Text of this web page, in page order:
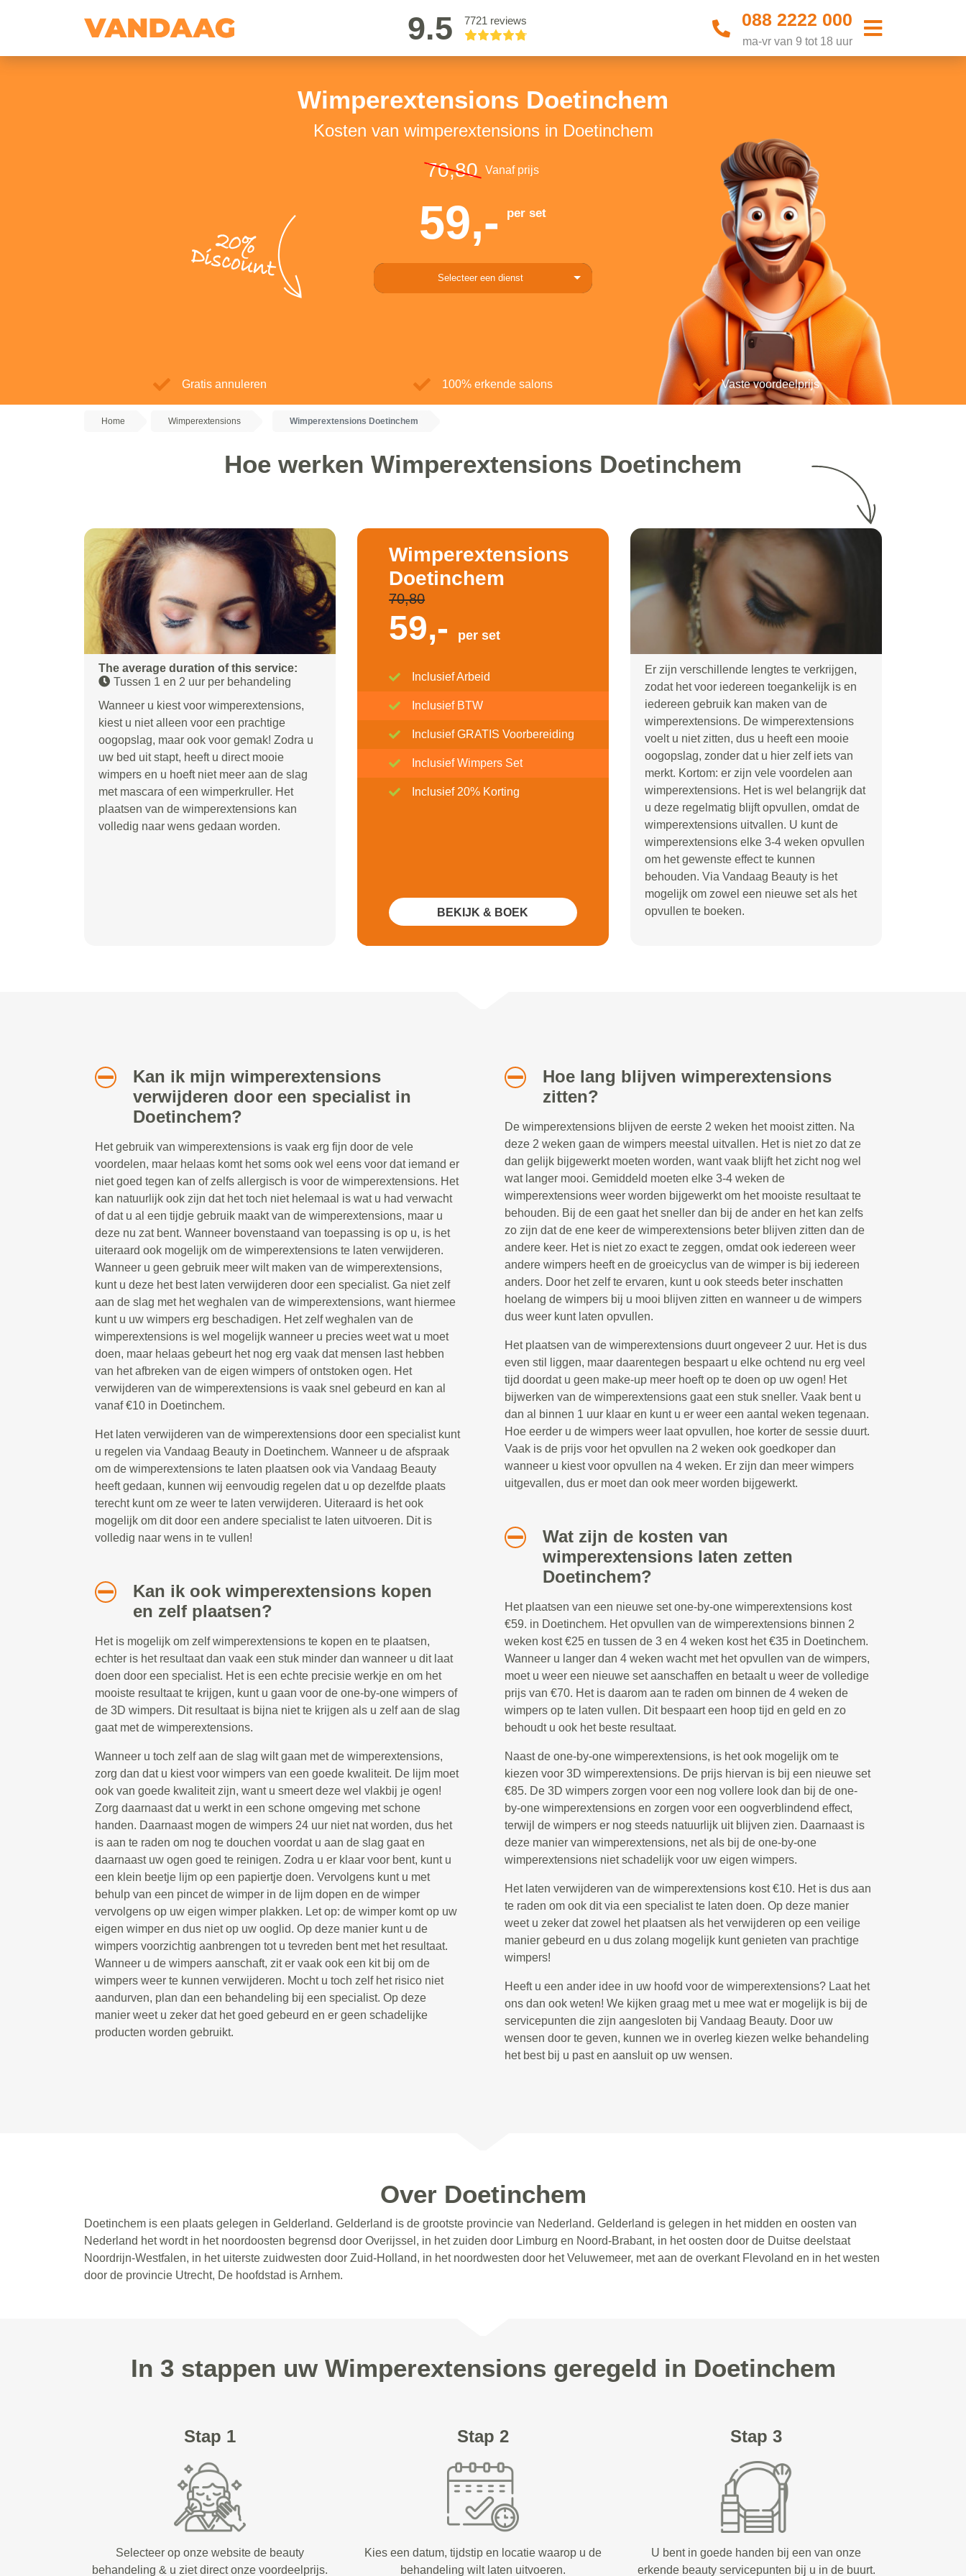
9.5 7721 reviews 088 2222 000
ma-vr van 9 tot 18 uur
Wimperextensions Doetinchem
Kosten van wimperextensions in Doetinchem
20%
Discount
70,80 Vanaf prijs
59,- per set
Selecteer een dienst
Gratis annuleren 100% erkende salons Vaste voordeelprijs
Home Wimperextensions Wimperextensions Doetinchem
Hoe werken Wimperextensions Doetinchem
The average duration of this service:
Tussen 1 en 2 uur per behandeling
Wanneer u kiest voor wimperextensions,
kiest u niet alleen voor een prachtige
oogopslag, maar ook voor gemak! Zodra u
uw bed uit stapt, heeft u direct mooie
wimpers en u hoeft niet meer aan de slag
met mascara of een wimperkruller. Het
plaatsen van de wimperextensions kan
volledig naar wens gedaan worden.
Wimperextensions
Doetinchem
70,80
59,- per set
Inclusief Arbeid
Inclusief BTW
Inclusief GRATIS Voorbereiding
Inclusief Wimpers Set
Inclusief 20% Korting
BEKIJK & BOEK
Er zijn verschillende lengtes te verkrijgen,
zodat het voor iedereen toegankelijk is en
iedereen gebruik kan maken van de
wimperextensions. De wimperextensions
voelt u niet zitten, dus u heeft een mooie
oogopslag, zonder dat u hier zelf iets van
merkt. Kortom: er zijn vele voordelen aan
wimperextensions. Het is wel belangrijk dat
u deze regelmatig blijft opvullen, omdat de
wimperextensions uitvallen. U kunt de
wimperextensions elke 3-4 weken opvullen
om het gewenste effect te kunnen
behouden. Via Vandaag Beauty is het
mogelijk om zowel een nieuwe set als het
opvullen te boeken.
Kan ik mijn wimperextensions
verwijderen door een specialist in
Doetinchem?
Het gebruik van wimperextensions is vaak erg fijn door de vele
voordelen, maar helaas komt het soms ook wel eens voor dat iemand er
niet goed tegen kan of zelfs allergisch is voor de wimperextensions. Het
kan natuurlijk ook zijn dat het toch niet helemaal is wat u had verwacht
of dat u al een tijdje gebruik maakt van de wimperextensions, maar u
deze nu zat bent. Wanneer bovenstaand van toepassing is op u, is het
uiteraard ook mogelijk om de wimperextensions te laten verwijderen.
Wanneer u geen gebruik meer wilt maken van de wimperextensions,
kunt u deze het best laten verwijderen door een specialist. Ga niet zelf
aan de slag met het weghalen van de wimperextensions, want hiermee
kunt u uw wimpers erg beschadigen. Het zelf weghalen van de
wimperextensions is wel mogelijk wanneer u precies weet wat u moet
doen, maar helaas gebeurt het nog erg vaak dat mensen last hebben
van het afbreken van de eigen wimpers of ontstoken ogen. Het
verwijderen van de wimperextensions is vaak snel gebeurd en kan al
vanaf €10 in Doetinchem.
Het laten verwijderen van de wimperextensions door een specialist kunt
u regelen via Vandaag Beauty in Doetinchem. Wanneer u de afspraak
om de wimperextensions te laten plaatsen ook via Vandaag Beauty
heeft gedaan, kunnen wij eenvoudig regelen dat u op dezelfde plaats
terecht kunt om ze weer te laten verwijderen. Uiteraard is het ook
mogelijk om dit door een andere specialist te laten uitvoeren. Dit is
volledig naar wens in te vullen!
Kan ik ook wimperextensions kopen
en zelf plaatsen?
Het is mogelijk om zelf wimperextensions te kopen en te plaatsen,
echter is het resultaat dan vaak een stuk minder dan wanneer u dit laat
doen door een specialist. Het is een echte precisie werkje en om het
mooiste resultaat te krijgen, kunt u gaan voor de one-by-one wimpers of
de 3D wimpers. Dit resultaat is bijna niet te krijgen als u zelf aan de slag
gaat met de wimperextensions.
Wanneer u toch zelf aan de slag wilt gaan met de wimperextensions,
zorg dan dat u kiest voor wimpers van een goede kwaliteit. De lijm moet
ook van goede kwaliteit zijn, want u smeert deze wel vlakbij je ogen!
Zorg daarnaast dat u werkt in een schone omgeving met schone
handen. Daarnaast mogen de wimpers 24 uur niet nat worden, dus het
is aan te raden om nog te douchen voordat u aan de slag gaat en
daarnaast uw ogen goed te reinigen. Zodra u er klaar voor bent, kunt u
een klein beetje lijm op een papiertje doen. Vervolgens kunt u met
behulp van een pincet de wimper in de lijm dopen en de wimper
vervolgens op uw eigen wimper plakken. Let op: de wimper komt op uw
eigen wimper en dus niet op uw ooglid. Op deze manier kunt u de
wimpers voorzichtig aanbrengen tot u tevreden bent met het resultaat.
Wanneer u de wimpers aanschaft, zit er vaak ook een kit bij om de
wimpers weer te kunnen verwijderen. Mocht u toch zelf het risico niet
aandurven, plan dan een behandeling bij een specialist. Op deze
manier weet u zeker dat het goed gebeurd en er geen schadelijke
producten worden gebruikt.
Hoe lang blijven wimperextensions
zitten?
De wimperextensions blijven de eerste 2 weken het mooist zitten. Na
deze 2 weken gaan de wimpers meestal uitvallen. Het is niet zo dat ze
dan gelijk bijgewerkt moeten worden, want vaak blijft het zicht nog wel
wat langer mooi. Gemiddeld moeten elke 3-4 weken de
wimperextensions weer worden bijgewerkt om het mooiste resultaat te
behouden. Bij de een gaat het sneller dan bij de ander en het kan zelfs
zo zijn dat de ene keer de wimperextensions beter blijven zitten dan de
andere keer. Het is niet zo exact te zeggen, omdat ook iedereen weer
andere wimpers heeft en de groeicyclus van de wimper is bij iedereen
anders. Door het zelf te ervaren, kunt u ook steeds beter inschatten
hoelang de wimpers bij u mooi blijven zitten en wanneer u de wimpers
dus weer kunt laten opvullen.
Het plaatsen van de wimperextensions duurt ongeveer 2 uur. Het is dus
even stil liggen, maar daarentegen bespaart u elke ochtend nu erg veel
tijd doordat u geen make-up meer hoeft op te doen op uw ogen! Het
bijwerken van de wimperextensions gaat een stuk sneller. Vaak bent u
dan al binnen 1 uur klaar en kunt u er weer een aantal weken tegenaan.
Hoe eerder u de wimpers weer laat opvullen, hoe korter de sessie duurt.
Vaak is de prijs voor het opvullen na 2 weken ook goedkoper dan
wanneer u kiest voor opvullen na 4 weken. Er zijn dan meer wimpers
uitgevallen, dus er moet dan ook meer worden bijgewerkt.
Wat zijn de kosten van
wimperextensions laten zetten
Doetinchem?
Het plaatsen van een nieuwe set one-by-one wimperextensions kost
€59. in Doetinchem. Het opvullen van de wimperextensions binnen 2
weken kost €25 en tussen de 3 en 4 weken kost het €35 in Doetinchem.
Wanneer u langer dan 4 weken wacht met het opvullen van de wimpers,
moet u weer een nieuwe set aanschaffen en betaalt u weer de volledige
prijs van €70. Het is daarom aan te raden om binnen de 4 weken de
wimpers op te laten vullen. Dit bespaart een hoop tijd en geld en zo
behoudt u ook het beste resultaat.
Naast de one-by-one wimperextensions, is het ook mogelijk om te
kiezen voor 3D wimperextensions. De prijs hiervan is bij een nieuwe set
€85. De 3D wimpers zorgen voor een nog vollere look dan bij de one-
by-one wimperextensions en zorgen voor een oogverblindend effect,
terwijl de wimpers er nog steeds natuurlijk uit blijven zien. Daarnaast is
deze manier van wimperextensions, net als bij de one-by-one
wimperextensions niet schadelijk voor uw eigen wimpers.
Het laten verwijderen van de wimperextensions kost €10. Het is dus aan
te raden om ook dit via een specialist te laten doen. Op deze manier
weet u zeker dat zowel het plaatsen als het verwijderen op een veilige
manier gebeurd en u dus zolang mogelijk kunt genieten van prachtige
wimpers!
Heeft u een ander idee in uw hoofd voor de wimperextensions? Laat het
ons dan ook weten! We kijken graag met u mee wat er mogelijk is bij de
servicepunten die zijn aangesloten bij Vandaag Beauty. Door uw
wensen door te geven, kunnen we in overleg kiezen welke behandeling
het best bij u past en aansluit op uw wensen.
Over Doetinchem
Doetinchem is een plaats gelegen in Gelderland. Gelderland is de grootste provincie van Nederland. Gelderland is gelegen in het midden en oosten van
Nederland het wordt in het noordoosten begrensd door Overijssel, in het zuiden door Limburg en Noord-Brabant, in het oosten door de Duitse deelstaat
Noordrijn-Westfalen, in het uiterste zuidwesten door Zuid-Holland, in het noordwesten door het Veluwemeer, met aan de overkant Flevoland en in het westen
door de provincie Utrecht, De hoofdstad is Arnhem.
In 3 stappen uw Wimperextensions geregeld in Doetinchem
Stap 1
Selecteer op onze website de beauty
behandeling & u ziet direct onze voordeelprijs.
Stap 2
Kies een datum, tijdstip en locatie waarop u de
behandeling wilt laten uitvoeren.
Stap 3
U bent in goede handen bij een van onze
erkende beauty servicepunten bij u in de buurt.